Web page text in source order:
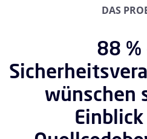
DAS
88 %
wünschen